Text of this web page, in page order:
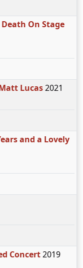
On Stage
Lucas2021
and a Lovely
Concert2019